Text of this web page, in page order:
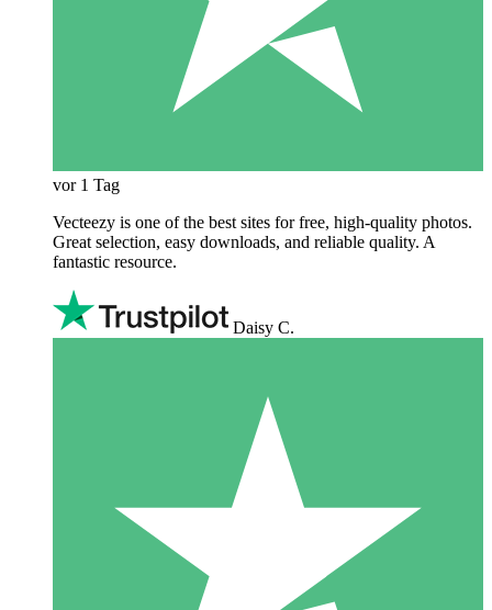
vor 1 Tag
Vecteezy is one of the best sites for free, high‑quality photos.
Great selection, easy downloads, and reliable quality. A
fantastic resource.
Daisy C.